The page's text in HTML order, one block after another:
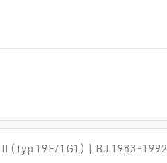
II (Typ 19E/1G1) | BJ 1983-1992